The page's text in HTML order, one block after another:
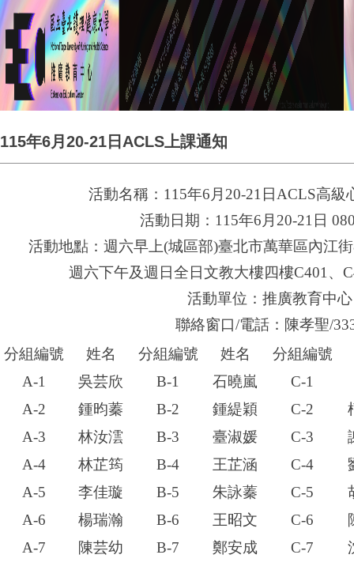
115年6月20-21日ACLS上課通知
活動名稱：115年6月20-21日ACLS高級
活動日期：115年6月20-21日
活動地點：週六早上(城區部)臺北市萬華區內江
週六下午及週日全日文教大樓四樓C401、
活動單位：推廣教育中心
聯絡窗口/電話：陳孝聖/
分組編號
姓名 分組編號 姓名
分組編號
A-1
吳芸欣 B-1 石曉嵐
C-1
A-2
鍾昀蓁 B-2 鍾緹穎 C-2
A-3
林汝澐 B-3 臺淑媛 C-3
A-4
林芷筠 B-4 王芷涵 C-4
A-5
李佳璇 B-5 朱詠蓁 C-5
A-6
楊瑞瀚 B-6 王昭文 C-6
A-7
陳芸幼 B-7 鄭安成 C-7